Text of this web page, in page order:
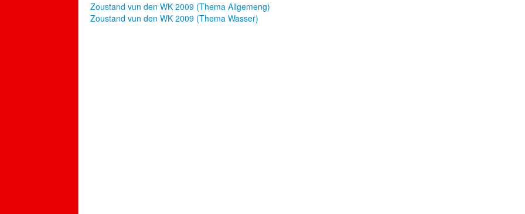
Zoustand vun den WK 2009 (Thema Allgemeng)
Zoustand vun den WK 2009 (Thema Wasser)